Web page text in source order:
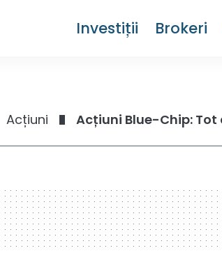
Investiții Brokeri
Acțiuni